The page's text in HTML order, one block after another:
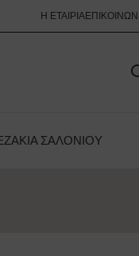
Η ΕΤΑΙΡΊΑ
ΣΑΛΟΝΙΟΎ